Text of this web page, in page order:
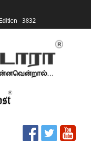
- 3832